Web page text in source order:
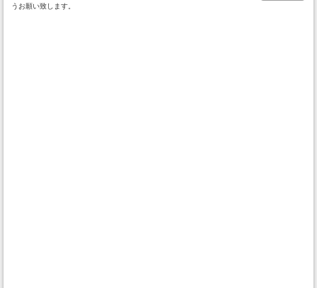
うお願い致します。